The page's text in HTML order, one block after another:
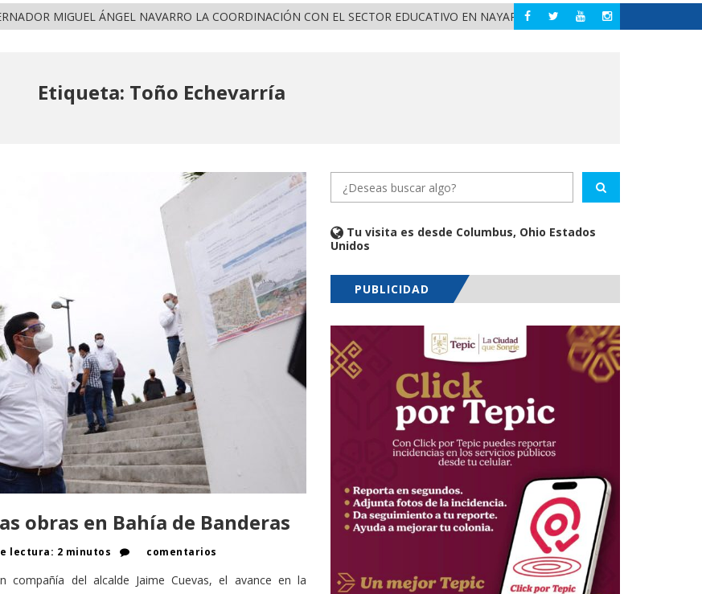
MIGUEL ÁNGEL NAVARRO LA COORDINACIÓN CON EL SECTOR EDUCATIVO EN NAYARIT NAYARIT ALERTA DIF
Etiqueta: Toño Echevarría
obras en Bahía de Banderas
lectura: 2 minutos comentarios
compañía del alcalde Jaime Cuevas, el avance en la
Tu visita es desde Columbus, Ohio Estados
Unidos
PUBLICIDAD